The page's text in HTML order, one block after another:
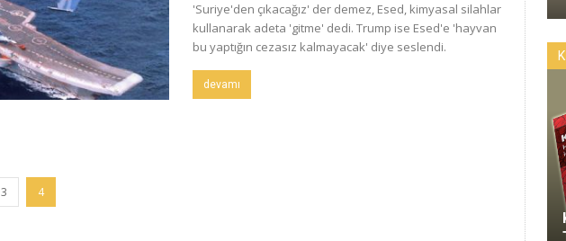
'Suriye'den çıkacağız' der demez, Esed, kimyasal silahlar
kullanarak adeta 'gitme' dedi. Trump ise Esed'e 'hayvan
bu yaptığın cezasız kalmayacak' diye seslendi.
devamı
3 4